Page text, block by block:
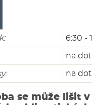
6:30 -
na
na
se může lišit